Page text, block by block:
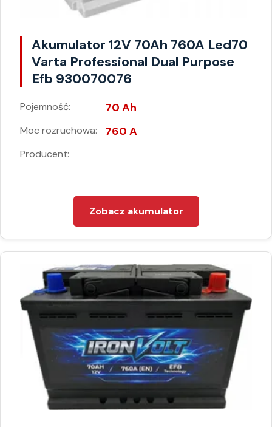
Akumulator 12V 70Ah 760A Led70
Varta Professional Dual Purpose
Efb 930070076
Pojemność: 70 Ah
Moc rozruchowa: 760 A
Producent:
Zobacz akumulator